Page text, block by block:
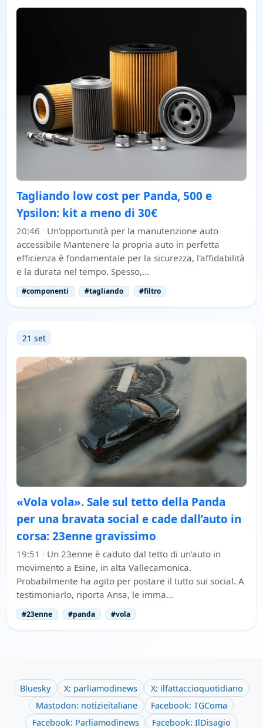
Tagliando low cost per Panda, 500 e
Ypsilon: kit a meno di 30€
20:46 · Un'opportunità per la manutenzione auto
accessibile Mantenere la propria auto in perfetta
efficienza è fondamentale per la sicurezza, l'affidabilità
e la durata nel tempo. Spesso,…
#componenti #tagliando #filtro
21 set
«Vola vola». Sale sul tetto della Panda
per una bravata social e cade dall’auto in
corsa: 23enne gravissimo
19:51 · Un 23enne è caduto dal tetto di un’auto in
movimento a Esine, in alta Vallecamonica.
Probabilmente ha agito per postare il tutto sui social. A
testimoniarlo, riporta Ansa, le imma…
#23enne #panda #vola
Bluesky X: parliamodinews
X: ilfattaccioquotidiano
Mastodon: notizieitaliane
Facebook: TGComa
Facebook: Parliamodinews
Facebook: IlDisagio